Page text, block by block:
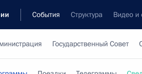
События Структура Видео и
Государственный Совет